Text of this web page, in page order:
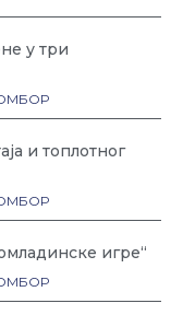
у три
и топлотног
игре“